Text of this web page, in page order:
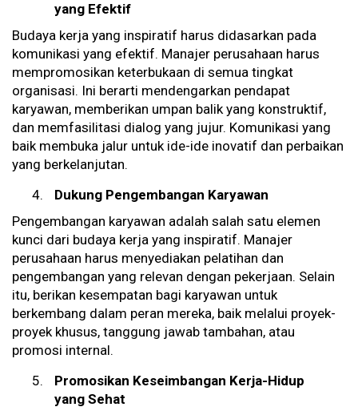
yang Efektif
Budaya kerja yang inspiratif harus didasarkan pada
komunikasi yang efektif. Manajer perusahaan harus
mempromosikan keterbukaan di semua tingkat
organisasi. Ini berarti mendengarkan pendapat
karyawan, memberikan umpan balik yang konstruktif,
dan memfasilitasi dialog yang jujur. Komunikasi yang
baik membuka jalur untuk ide-ide inovatif dan perbaikan
yang berkelanjutan.
Dukung Pengembangan Karyawan
Pengembangan karyawan adalah salah satu elemen
kunci dari budaya kerja yang inspiratif. Manajer
perusahaan harus menyediakan pelatihan dan
pengembangan yang relevan dengan pekerjaan. Selain
itu, berikan kesempatan bagi karyawan untuk
berkembang dalam peran mereka, baik melalui proyek-
proyek khusus, tanggung jawab tambahan, atau
promosi internal.
Promosikan Keseimbangan Kerja-Hidup
yang Sehat